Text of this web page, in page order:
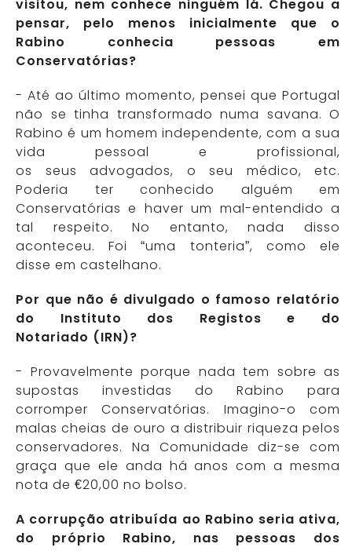
visitou, nem conhece ninguém lá. Chegou a
pensar, pelo menos inicialmente que o
Rabino conhecia pessoas em
Conservatórias?
- Até ao último momento, pensei que Portugal
não se tinha transformado numa savana. O
Rabino é um homem independente, com a sua
vida pessoal e profissional,
os seus advogados, o seu médico, etc.
Poderia ter conhecido alguém em
Conservatórias e haver um mal-entendido a
tal respeito. No entanto, nada disso
aconteceu. Foi “uma tonteria”, como ele
disse em castelhano.
Por que não é divulgado o famoso relatório
do Instituto dos Registos e do
Notariado (IRN)?
- Provavelmente porque nada tem sobre as
supostas investidas do Rabino para
corromper Conservatórias. Imagino-o com
malas cheias de ouro a distribuir riqueza pelos
conservadores. Na Comunidade diz-se com
graça que ele anda há anos com a mesma
nota de €20,00 no bolso.
A corrupção atribuída ao Rabino seria ativa,
do próprio Rabino, nas pessoas dos